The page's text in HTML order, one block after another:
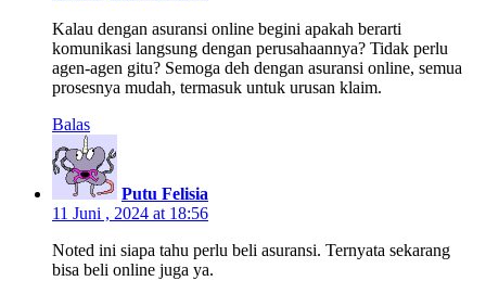
Kalau dengan asuransi online begini apakah berarti
komunikasi langsung dengan perusahaannya? Tidak perlu
agen-agen gitu? Semoga deh dengan asuransi online, semua
prosesnya mudah, termasuk untuk urusan klaim.
Balas
Putu Felisia
11 Juni , 2024 at 18:56
Noted ini siapa tahu perlu beli asuransi. Ternyata sekarang
bisa beli online juga ya.